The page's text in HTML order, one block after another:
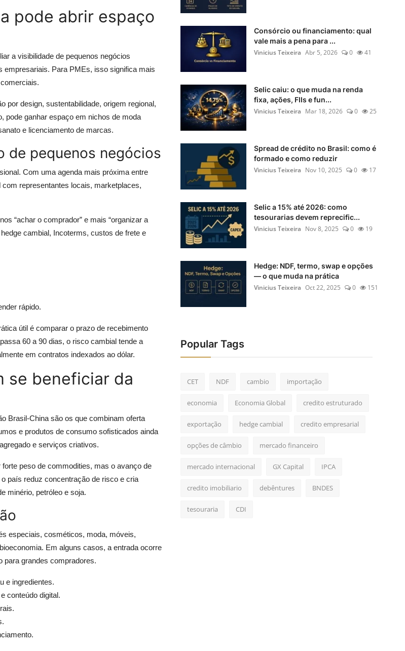
pode abrir espaço
a visibilidade de pequenos negócios
empresariais. Para PMEs, isso significa mais
por design, sustentabilidade, origem regional,
pode ganhar espaço em nichos de moda
e licenciamento de marcas.
de pequenos negócios
Com uma agenda mais próxima entre
representantes locais, marketplaces,
“achar o comprador” e mais “organizar a
cambial, Incoterms, custos de frete e
rápido.
útil é comparar o prazo de recebimento
60 a 90 dias, o risco cambial tende a
em contratos indexados ao dólar.
se beneficiar da
Brasil-China são os que combinam oferta
e produtos de consumo sofisticados ainda
e serviços criativos.
peso de commodities, mas o avanço de
país reduz concentração de risco e cria
minério, petróleo e soja.
especiais, cosméticos, moda, móveis,
Em alguns casos, a entrada ocorre
para grandes compradores.
e ingredientes.
conteúdo digital.
Consórcio ou financiamento: qual
vale mais a pena para ...
Vinicius Teixeira Abr 5, 2026 0 41
Selic caiu: o que muda na renda
fixa, ações, FIIs e fun...
Vinicius Teixeira Mar 18, 2026 0 25
Spread de crédito no Brasil: como é
formado e como reduzir
Vinicius Teixeira Nov 10, 2025 0 17
Selic a 15% até 2026: como
tesourarias devem reprecific...
Vinicius Teixeira Nov 8, 2025 0 19
Hedge: NDF, termo, swap e opções
— o que muda na prática
Vinicius Teixeira Oct 22, 2025 0 151
Popular Tags
CET NDF cambio importação
economia Economia Global credito estruturado
exportação hedge cambial credito empresarial
opções de câmbio mercado financeiro
mercado internacional GX Capital IPCA
credito imobiliario debêntures BNDES
tesouraria CDI